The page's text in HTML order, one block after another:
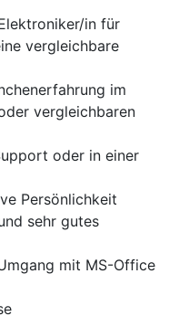
in für
vergleichbare
im
vergleichbaren
oder in einer
Persönlichkeit
sehr gutes
mit MS-Office